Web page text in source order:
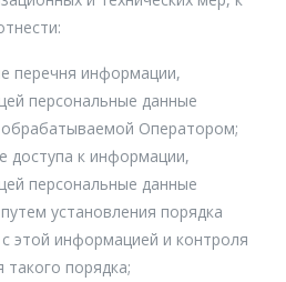
перечня информации,
персональные данные
Оператором;
доступа к информации,
персональные данные
установления порядка
этой информацией и контроля
такого порядка;